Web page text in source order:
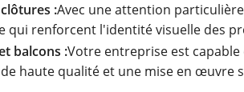
:Avec une attention
qui renforcent l'identité visuelle des
balcons :Votre entreprise est
haute qualité et une mise en œuvre